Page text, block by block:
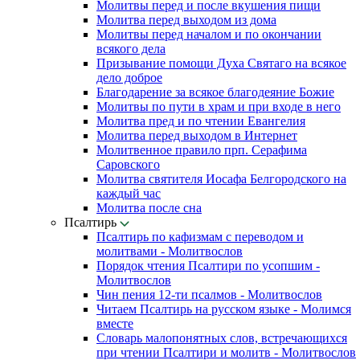
Молитвы перед и после вкушения пищи
Молитва перед выходом из дома
Молитвы перед началом и по окончании
всякого дела
Призывание помощи Духа Святаго на всякое
дело доброе
Благодарение за всякое благодеяние Божие
Молитвы по пути в храм и при входе в него
Молитва пред и по чтении Евангелия
Молитва перед выходом в Интернет
Молитвенное правило прп. Серафима
Саровского
Молитва святителя Иосафа Белгородского на
каждый час
Молитва после сна
Псалтирь
Псалтирь по кафизмам с переводом и
молитвами - Молитвослов
Порядок чтения Псалтири по усопшим -
Молитвослов
Чин пения 12-ти псалмов - Молитвослов
Читаем Псалтирь на русском языке - Молимся
вместе
Словарь малопонятных слов, встречающихся
при чтении Псалтири и молитв - Молитвослов